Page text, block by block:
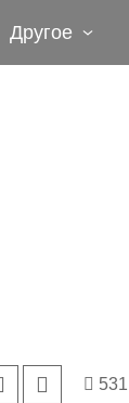
Другое
531